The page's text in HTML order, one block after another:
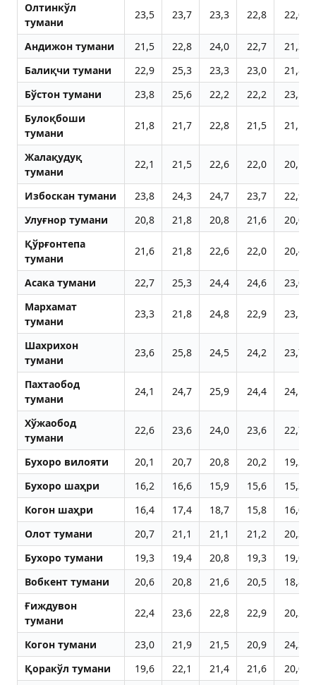
Олтинкўл
тумани
23,5 23,7 23,3 22,8 22,0
Aндижон тумани 21,5 22,8 24,0 22,7
21,3
Балиқчи тумани
22,9 25,3 23,3 23,0
21,8
Бўстон тумани
23,8 25,6 22,2 22,2
23,5
Булоқбоши
тумани
21,8 21,7 22,8 21,5 21,1
Жалақудуқ
тумани
22,1 21,5 22,6 22,0 20,1
Избоскан тумани 23,8 24,3 24,7 23,7
22,9
Улуғнор тумани
20,8 21,8 20,8 21,6
20,0
Қўрғонтепа
тумани
21,6 21,8 22,6 22,0 20,4
Aсака тумани 22,7 25,3 24,4 24,6
23,0
Мархамат
тумани
23,3 21,8 24,8 22,9 23,5
Шахрихон
тумани
23,6 25,8 24,5 24,2 23,7
Пахтаобод
тумани
24,1 24,7 25,9 24,4 24,1
Хўжаобод
тумани
22,6 23,6 24,0 23,6 22,7
Бухоро вилояти 20,1 20,7 20,8 20,2
19,2
Бухоро шаҳри
16,2 16,6 15,9 15,6
15,3
Когон шаҳри
16,4 17,4 18,7 15,8
16,0
Олот тумани
20,7 21,1 21,1 21,2
20,3
Бухоро тумани
19,3 19,4 20,8 19,3
19,0
Вобкент тумани
20,6 20,8 21,6 20,5
18,8
Ғиждувон
тумани
22,4 23,6 22,8 22,9 20,2
Когон тумани 23,0 21,9 21,5 20,9
24,3
Қоракўл тумани
19,6 22,1 21,4 21,6
20,0